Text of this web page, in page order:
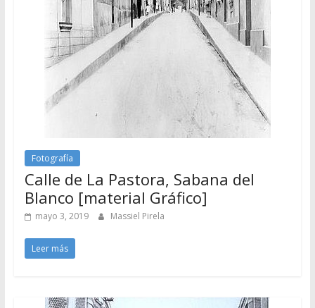
Fotografía
Calle de La Pastora, Sabana del
Blanco [material Gráfico]
mayo 3, 2019 Massiel Pirela
Leer más